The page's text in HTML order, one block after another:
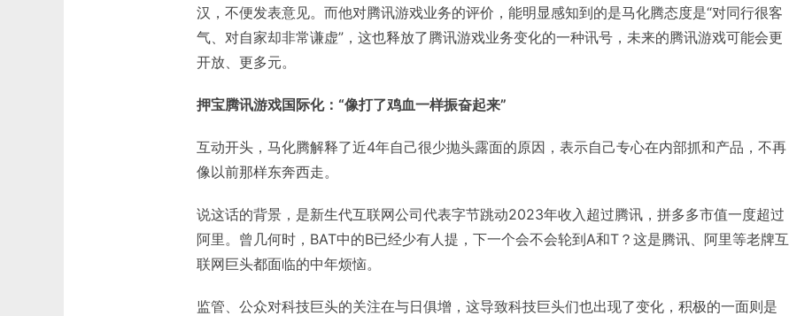
汉，不便发表意见。而他对腾讯游戏业务的评价，能明显感知到的是马化腾态度是“对同行很客
气、对自家却非常谦虚”，这也释放了腾讯游戏业务变化的一种讯号，未来的腾讯游戏可能会更
开放、更多元。
押宝腾讯游戏国际化：“像打了鸡血一样振奋起来”
互动开头，马化腾解释了近4年自己很少抛头露面的原因，表示自己专心在内部抓和产品，不再
像以前那样东奔西走。
说这话的背景，是新生代互联网公司代表字节跳动2023年收入超过腾讯，拼多多市值一度超过
阿里。曾几何时，BAT中的B已经少有人提，下一个会不会轮到A和T？这是腾讯、阿里等老牌互
联网巨头都面临的中年烦恼。
监管、公众对科技巨头的关注在与日俱增，这导致科技巨头们也出现了变化，积极的一面则是